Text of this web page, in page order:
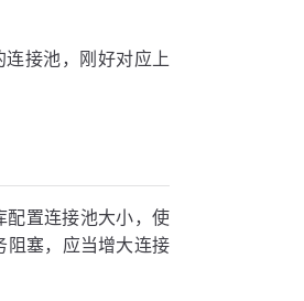
接池，刚好对应上
置连接池大小，使
塞，应当增大连接